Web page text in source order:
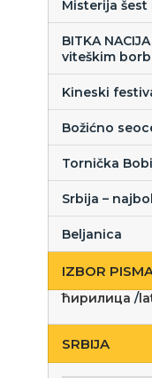
Misterija šest
BITKA
viteškim
Kineski
Božićno
Tornička
Srbija –
Beljanica
IZBOR
ћирилица /
SRBIJA